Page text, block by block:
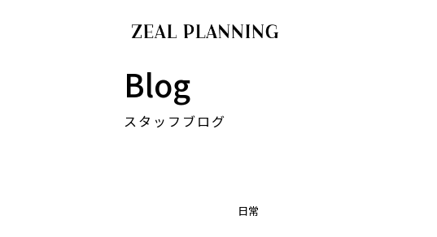
Blog
スタッフブログ
日常